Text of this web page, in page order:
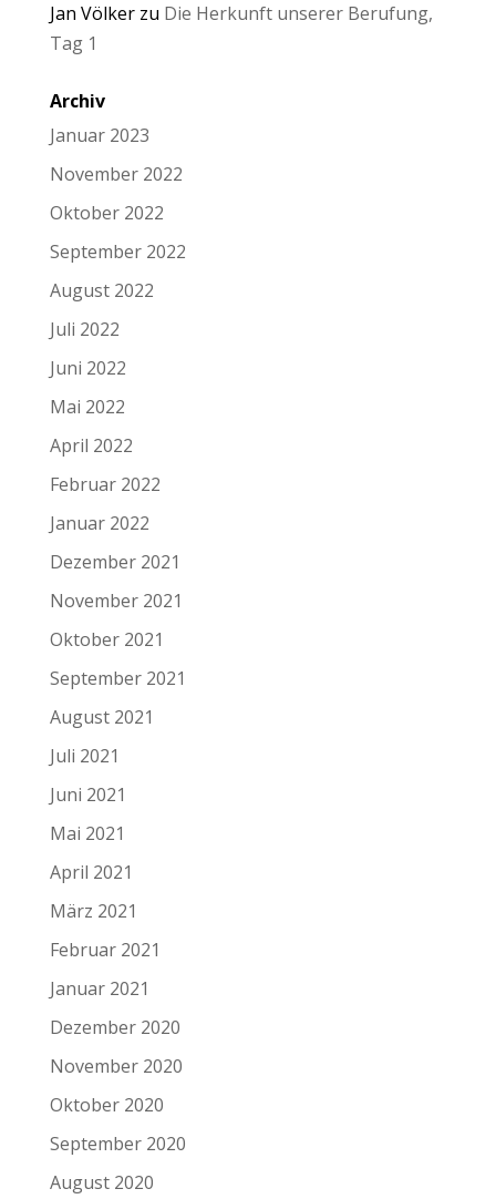
Jan Völkerzu Die Herkunft unserer Berufung,
Tag 1
Archiv
Januar 2023
November 2022
Oktober 2022
September 2022
August 2022
Juli 2022
Juni 2022
Mai 2022
April 2022
Februar 2022
Januar 2022
Dezember 2021
November 2021
Oktober 2021
September 2021
August 2021
Juli 2021
Juni 2021
Mai 2021
April 2021
März 2021
Februar 2021
Januar 2021
Dezember 2020
November 2020
Oktober 2020
September 2020
August 2020